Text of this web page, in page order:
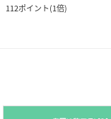
112ポイント(1倍)